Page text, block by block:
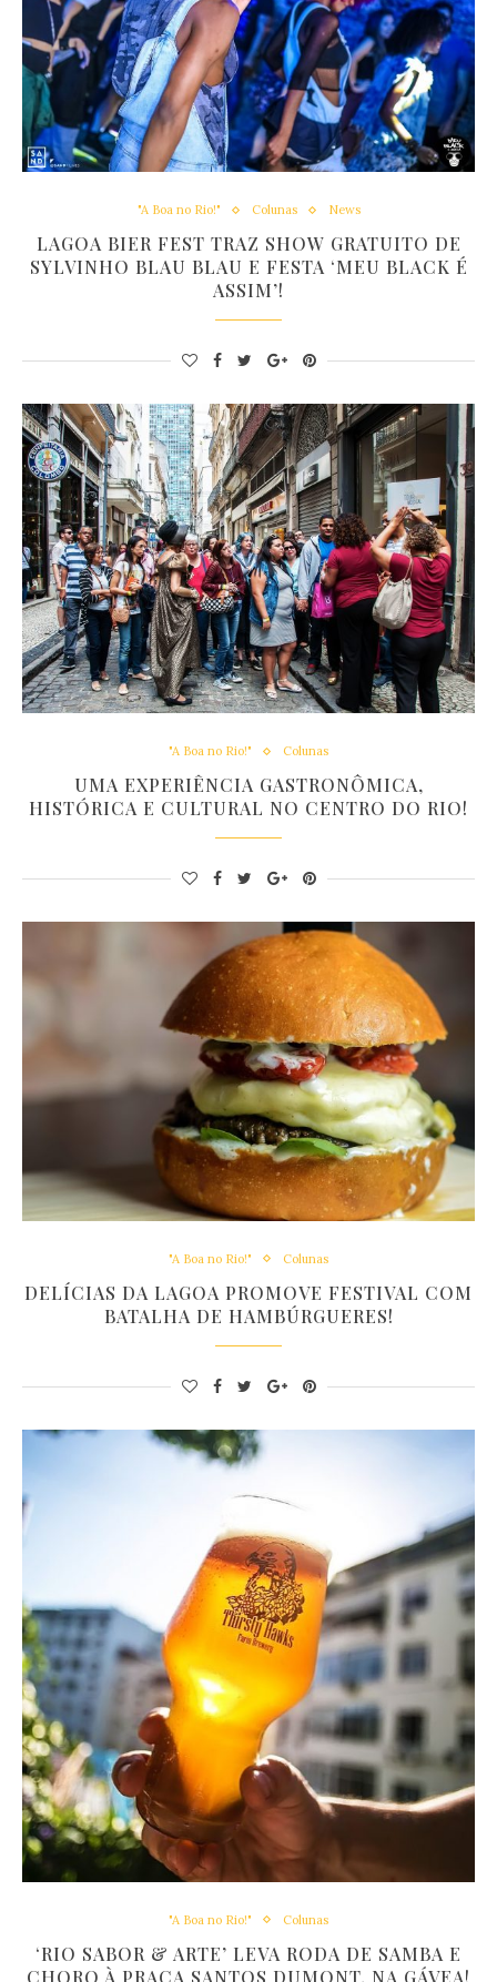
"A Boa no Rio!" Colunas News
LAGOA BIER FEST TRAZ SHOW GRATUITO DE
SYLVINHO BLAU BLAU E FESTA ‘MEU BLACK É
ASSIM’!
"A Boa no Rio!" Colunas
UMA EXPERIÊNCIA GASTRONÔMICA,
HISTÓRICA E CULTURAL NO CENTRO DO RIO!
"A Boa no Rio!" Colunas
DELÍCIAS DA LAGOA PROMOVE FESTIVAL COM
BATALHA DE HAMBÚRGUERES!
"A Boa no Rio!" Colunas
‘RIO SABOR & ARTE’ LEVA RODA DE SAMBA E
CHORO À PRAÇA SANTOS DUMONT, NA GÁVEA!